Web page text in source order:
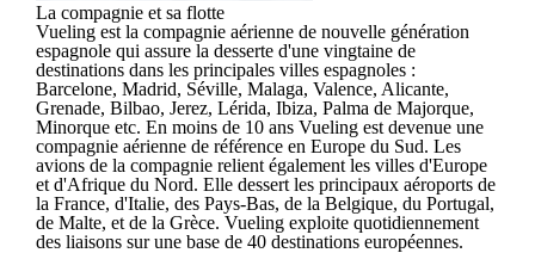
La compagnie et sa flotte
Vueling est la compagnie aérienne de nouvelle génération
espagnole qui assure la desserte d'une vingtaine de
destinations dans les principales villes espagnoles :
Barcelone, Madrid, Séville, Malaga, Valence, Alicante,
Grenade, Bilbao, Jerez, Lérida, Ibiza, Palma de Majorque,
Minorque etc. En moins de 10 ans Vueling est devenue une
compagnie aérienne de référence en Europe du Sud. Les
avions de la compagnie relient également les villes d'Europe
et d'Afrique du Nord. Elle dessert les principaux aéroports de
la France, d'Italie, des Pays-Bas, de la Belgique, du Portugal,
de Malte, et de la Grèce. Vueling exploite quotidiennement
des liaisons sur une base de 40 destinations européennes.